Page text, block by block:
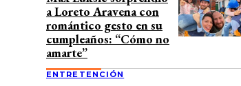
a Loreto Aravena con
romántico gesto en su
cumpleaños: “Cómo no
amarte”
ENTRETENCIÓN